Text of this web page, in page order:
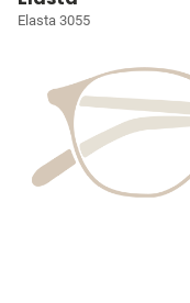
Elasta 3055